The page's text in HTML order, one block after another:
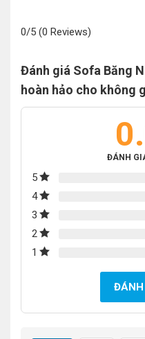
0/5 (0 Reviews)
Đánh giá Sofa Băng
hoàn hảo cho không
ĐÁNH
5
4
3
2
1
ĐÁNH